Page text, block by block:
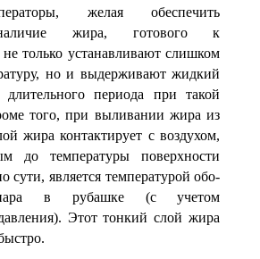
желая обеспечить
жира, готового к
только устанавливают слишком
но и выдерживают жидкий
периода при такой
того, при выли­вании жира из
жира контактирует с воздухом,
до температуры поверхности
сути, является температурой обо­
в рубашке (с учетом
Этот тонкий слой жира